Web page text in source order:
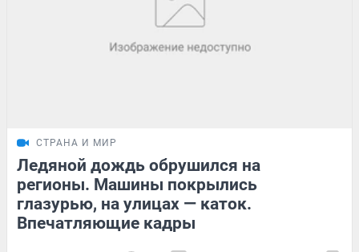
СТРАНА И МИР
Ледяной дождь обрушился на
регионы. Машины покрылись
глазурью, на улицах — каток.
Впечатляющие кадры